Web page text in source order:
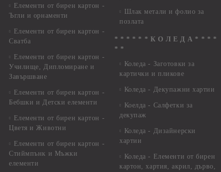
Елементи от бирен картон -
Ъгли и орнаменти
Елементи от бирен картон -
Сватба
Елементи от бирен картон -
Училище, Дипломиране и
Завършване
Елементи от бирен картон -
Бебшки и Детски елементи
Елементи от бирен картон -
Цветя и Животни
Елементи от бирен картон -
Стиймпънк и Мъжки
елементи
Шлак метали и фолио за
позлата
* * * * * * К О Л Е Д А * * * *
* *
Коледа - Заготовки за
картички и пликове
Коледа - Декупажни хартии
Коелда - Салфетки за
декупаж
Коледа - Дизайнерски
хартии
Коледа - Eлементи от бирен
картон, хартия, акрил, дърво,